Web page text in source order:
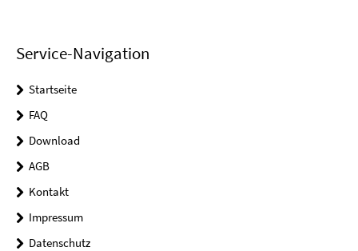
Service-Navigation
Startseite
FAQ
Download
AGB
Kontakt
Impressum
Datenschutz